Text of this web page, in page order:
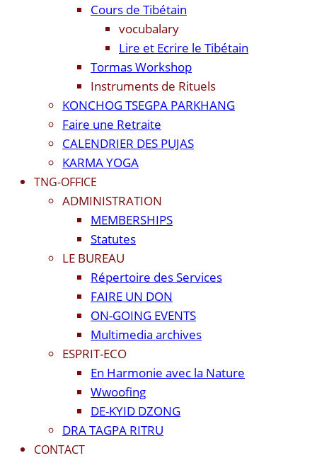
Cours de Tibétain
vocubalary
Lire et Ecrire le Tibétain
Tormas Workshop
Instruments de Rituels
KONCHOG TSEGPA PARKHANG
Faire une Retraite
CALENDRIER DES PUJAS
KARMA YOGA
TNG-OFFICE
ADMINISTRATION
MEMBERSHIPS
Statutes
LE BUREAU
Répertoire des Services
FAIRE UN DON
ON-GOING EVENTS
Multimedia archives
ESPRIT-ECO
En Harmonie avec la Nature
Wwoofing
DE-KYID DZONG
DRA TAGPA RITRU
CONTACT